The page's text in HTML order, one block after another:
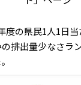
度の県民1人1日
排出量少なさラ